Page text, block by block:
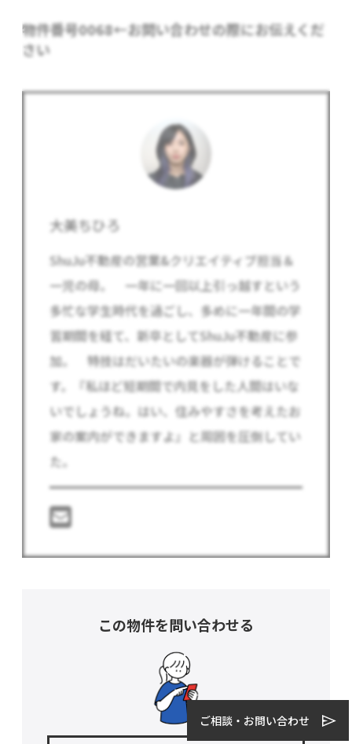
ご相談・お問い合わせ
物件番号0068←お問い合わせの際にお伝えくだ
さい
大美ちひろ
ShuJu不動産の営業&クリエイティブ担当＆
一児の母。 一年に一回以上引っ越すという
多忙な学生時代を過ごし、多めに一年間の学
習期間を経て、新卒としてShuJu不動産に参
加。 特技はだいたいの楽器が弾けることで
す。『私ほど短期間で内見をした人間はいな
いでしょうね。はい、住みやすさを考えたお
家の案内ができますよ』と周囲を圧倒してい
た。
この物件を問い合わせる